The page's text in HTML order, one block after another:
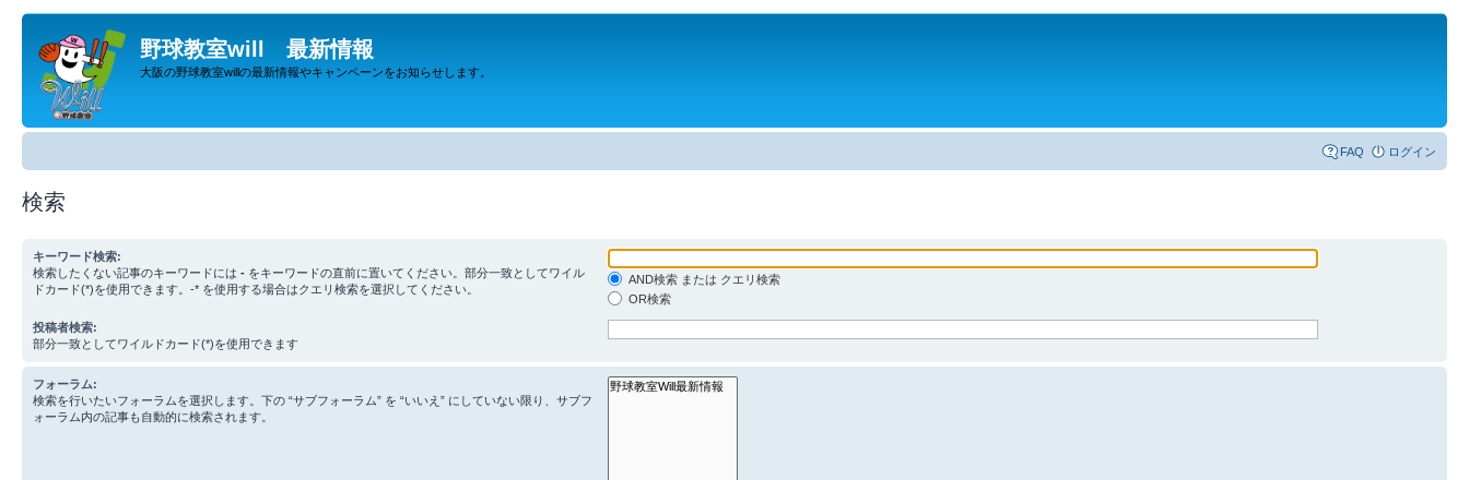
野球教室will 最新情報
大阪の野球教室willの最新情報やキャンペーンをお知らせします。
FAQ ログイン
検索
キーワード検索:
検索したくない記事のキーワードには - をキーワードの直前に置いてください。部分一致としてワイル
ドカード(*)を使用できます。-* を使用する場合はクエリ検索を選択してください。
AND検索 または クエリ検索
OR検索
投稿者検索:
部分一致としてワイルドカード(*)を使用できます
フォーラム:
検索を行いたいフォーラムを選択します。下の “サブフォーラム” を “いいえ” にしていない限り、サブフ
ォーラム内の記事も自動的に検索されます。